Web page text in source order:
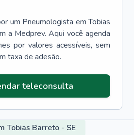
um Pneumologista em Tobias
a Medprev. Aqui você agenda
por valores acessíveis, sem
taxa de adesão.
teleconsulta
Tobias Barreto - SE